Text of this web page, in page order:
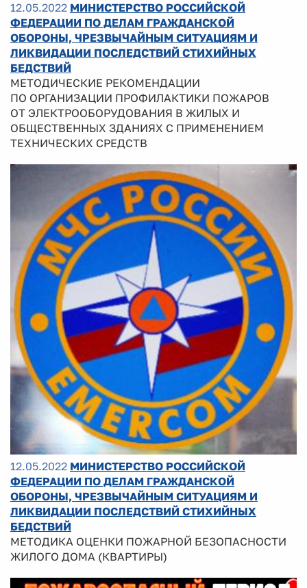
12.05.2022 МИНИСТЕРСТВО РОССИЙСКОЙ
ФЕДЕРАЦИИ ПО ДЕЛАМ ГРАЖДАНСКОЙ
ОБОРОНЫ, ЧРЕЗВЫЧАЙНЫМ СИТУАЦИЯМ И
ЛИКВИДАЦИИ ПОСЛЕДСТВИЙ СТИХИЙНЫХ
БЕДСТВИЙ
МЕТОДИЧЕСКИЕ РЕКОМЕНДАЦИИ
ПО ОРГАНИЗАЦИИ ПРОФИЛАКТИКИ ПОЖАРОВ
ОТ ЭЛЕКТРООБОРУДОВАНИЯ В ЖИЛЫХ И
ОБЩЕСТВЕННЫХ ЗДАНИЯХ С ПРИМЕНЕНИЕМ
ТЕХНИЧЕСКИХ СРЕДСТВ
12.05.2022 МИНИСТЕРСТВО РОССИЙСКОЙ
ФЕДЕРАЦИИ ПО ДЕЛАМ ГРАЖДАНСКОЙ
ОБОРОНЫ, ЧРЕЗВЫЧАЙНЫМ СИТУАЦИЯМ И
ЛИКВИДАЦИИ ПОСЛЕДСТВИЙ СТИХИЙНЫХ
БЕДСТВИЙ
МЕТОДИКА ОЦЕНКИ ПОЖАРНОЙ БЕЗОПАСНОСТИ
ЖИЛОГО ДОМА (КВАРТИРЫ)